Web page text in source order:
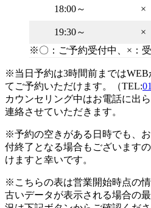
18:00～ ×
19:30～ ×
※〇：ご予約受付中、×：
※当日予約は3時間前までは
てご予約いただけます。（TEL:
カウンセリング中はお電話に出
連絡させていただきます。
※予約の空きがある日時でも、
付終了となる場合もございます
けますと幸いです。
※こちらの表は営業開始時点の
古いデータが表示される場合の